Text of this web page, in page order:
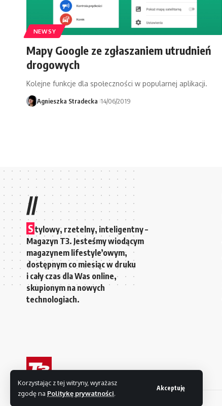
Korzystając z tej witryny, wyrażasz
zgodę na Politykę prywatności.
Akceptuję
NEWSY
Mapy Google ze zgłaszaniem utrudnień
drogowych
Kolejne funkcje dla społeczności w popularnej aplikacji.
Agnieszka Stradecka 14/06/2019
//
S tylowy, rzetelny, inteligentny –
Magazyn T3. Jesteśmy wiodącym
magazynem lifestyle’owym,
dostępnym co miesiąc w druku
i cały czas dla Was online,
skupionym na nowych
technologiach.